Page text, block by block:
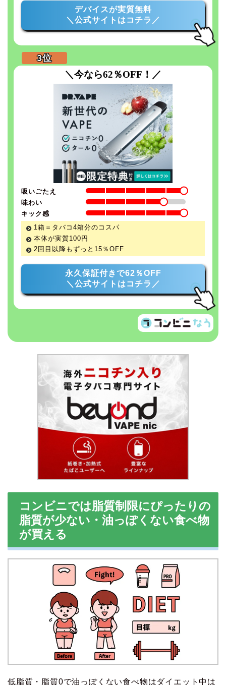
デバイスが実質無料
＼公式サイトはコチラ／
＼今なら62％OFF！／
吸いごたえ
味わい
キック感
1箱＝タバコ4箱分のコスパ
本体が実質100円
2回目以降もずっと 15％ OFF
永久保証付きで62％OFF
＼公式サイトはコチラ／
コンビニでは脂質制限にぴったりの
脂質が少ない・油っぽくない食べ物
が買える
低脂質・脂質0で油っぽくない食べ物はダイエット中は